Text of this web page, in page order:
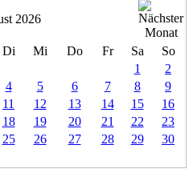
2026
Di Mi Do Fr Sa
So
1
2
4 5 6 7 8
9
11 12 13 14 15
16
18 19 20 21 22
23
25 26 27 28 29
30